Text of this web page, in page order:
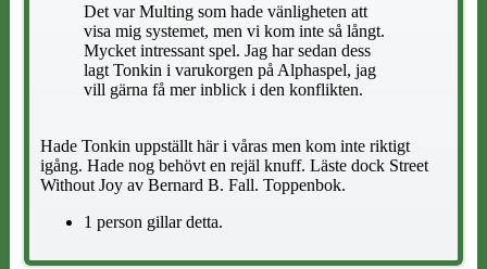
Det var Multing som hade vänligheten att
visa mig systemet, men vi kom inte så långt.
Mycket intressant spel. Jag har sedan dess
lagt Tonkin i varukorgen på Alphaspel, jag
vill gärna få mer inblick i den konflikten.
Hade Tonkin uppställt här i våras men kom inte riktigt
igång. Hade nog behövt en rejäl knuff. Läste dock Street
Without Joy av Bernard B. Fall. Toppenbok.
1 person gillar detta.